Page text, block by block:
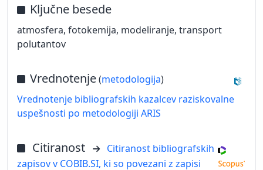
Ključne besede
atmosfera, fotokemija, modeliranje, transport
polutantov
Vrednotenje(metodologija)
Vrednotenje bibliografskih kazalcev raziskovalne
uspešnosti po metodologiji ARIS
Citiranost
Citiranost bibliografskih
zapisov v COBIB.SI, ki so povezani z zapisi